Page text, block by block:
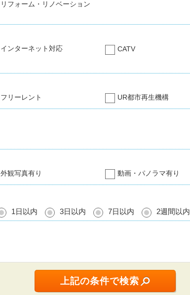
リフォーム・リノベーション
インターネット対応 CATV
フリーレント UR都市再生機構
外観写真有り 動画・パノラマ有り
1日以内 3日以内 7日以内 2週間以内